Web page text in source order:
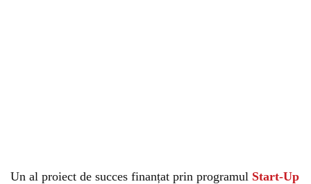
Un al proiect de succes finanțat prin programul Start-Up